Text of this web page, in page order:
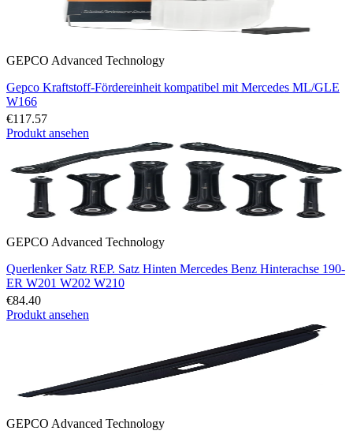
GEPCO Advanced Technology
Gepco Kraftstoff-Fördereinheit kompatibel mit Mercedes ML/GLE
W166
€117.57
Produkt ansehen
GEPCO Advanced Technology
Querlenker Satz REP. Satz Hinten Mercedes Benz Hinterachse 190-
ER W201 W202 W210
€84.40
Produkt ansehen
GEPCO Advanced Technology